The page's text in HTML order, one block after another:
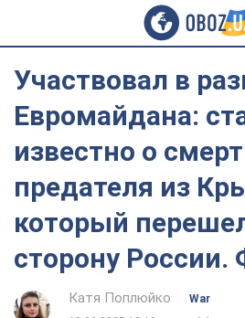
Участвовал в
Евромайдана:
известно о
предателя из
который
сторону России.
Катя Поплюйко
War